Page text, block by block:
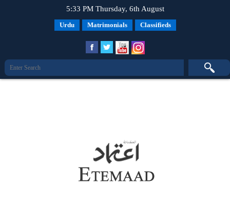
5:33 PM Thursday, 6th August
Urdu Matrimonials Classifieds